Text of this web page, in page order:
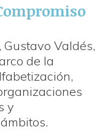
Valdés,
de la
y